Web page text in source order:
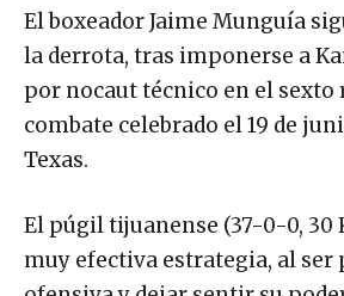
El boxeador Jaime Munguía
la derrota, tras imponerse a
por nocaut técnico en el sexto
combate celebrado el 19 de
Texas.
El púgil tijuanense (37-0-0, 30
muy efectiva estrategia, al ser